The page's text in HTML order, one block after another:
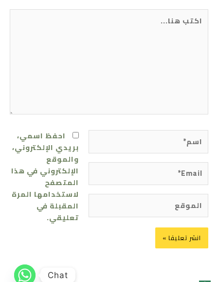
اكتب
هنا...
Email*
الموقع
احفظ اسمي،
بريدي الإلكتروني،
والموقع
الإلكتروني في هذا
المتصفح
لاستخدامها المرة
المقبلة في
تعليقي.
Chat